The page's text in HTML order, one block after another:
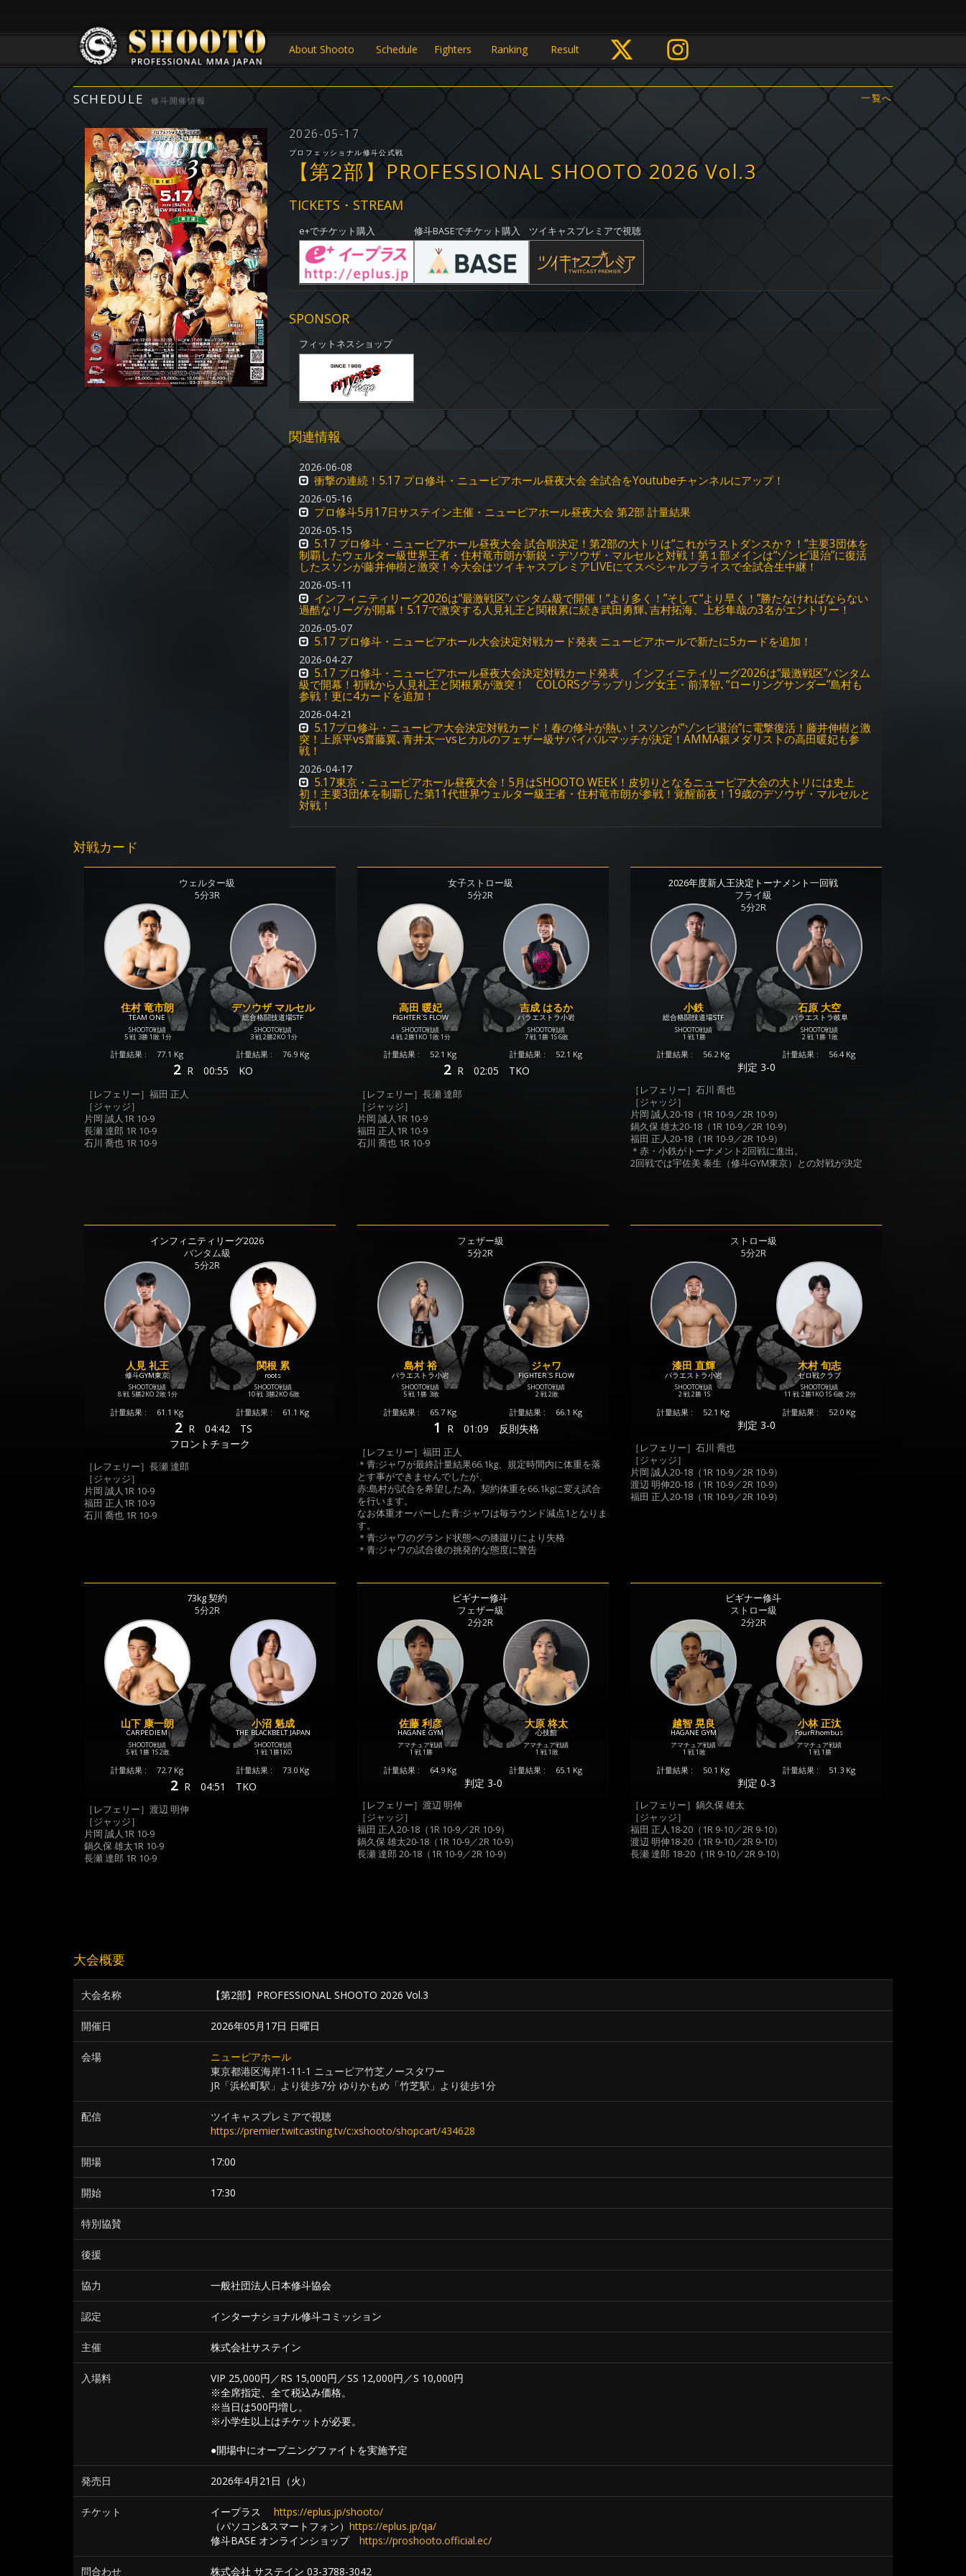
About Shooto Schedule Fighters Ranking Result
SCHEDULE 修斗開催情報 一覧へ
2026-05-17
プロフェッショナル修斗公式戦
【第2部】PROFESSIONAL SHOOTO 2026 Vol.3
TICKETS・STREAM
e+でチケット購入 修斗BASEでチケット購入 ツイキャスプレミアで視聴
SPONSOR
フィットネスショップ
関連情報
2026-06-08
衝撃の連続！5.17 プロ修斗・ニューピアホール昼夜大会 全試合をYoutubeチャンネルにアップ！
2026-05-16
プロ修斗5月17日サステイン主催・ニューピアホール昼夜大会 第2部 計量結果
2026-05-15
5.17 プロ修斗・ニューピアホール昼夜大会 試合順決定！第2部の大トリは“これがラストダンスか？！”主要3団体を
制覇したウェルター級世界王者・住村竜市朗が新鋭・デソウザ・マルセルと対戦！第１部メインは“ゾンビ退治”に復活
したスソンが藤井伸樹と激突！今大会はツイキャスプレミアLIVEにてスペシャルプライスで全試合生中継！
2026-05-11
インフィニティリーグ2026は“最激戦区”バンタム級で開催！“より多く！”そして“より早く！”勝たなければならない
過酷なリーグが開幕！5.17で激突する人見礼王と関根累に続き武田勇輝､吉村拓海、上杉隼哉の3名がエントリー！
2026-05-07
5.17 プロ修斗・ニューピアホール大会決定対戦カード発表 ニューピアホールで新たに5カードを追加！
2026-04-27
5.17 プロ修斗・ニューピアホール昼夜大会決定対戦カード発表 インフィニティリーグ2026は“最激戦区”バンタム
級で開幕！初戦から人見礼王と関根累が激突！ COLORSグラップリング女王・前澤智､“ローリングサンダー”島村も
参戦！更に4カードを追加！
2026-04-21
5.17プロ修斗・ニューピア大会決定対戦カード！春の修斗が熱い！スソンが“ゾンビ退治”に電撃復活！藤井伸樹と激
突！上原平vs齋藤翼､青井太一vsヒカルのフェザー級サバイバルマッチが決定！AMMA銀メダリストの高田暖妃も参
戦！
2026-04-17
5.17東京・ニューピアホール昼夜大会！5月はSHOOTO WEEK！皮切りとなるニューピア大会の大トリには史上
初！主要3団体を制覇した第11代世界ウェルター級王者・住村竜市朗が参戦！覚醒前夜！19歳のデソウザ・マルセルと
対戦！
対戦カード
ウェルター級
5分3R
住村 竜市朗
TEAM ONE
SHOOTO戦績
5 戦 3勝 1敗 1分
計量結果 : 77.1 Kg
デソウザ マルセル
総合格闘技道場STF
SHOOTO戦績
3 戦 2勝2KO 1分
計量結果 : 76.9 Kg
2 R 00:55 KO
［レフェリー］福田 正人
［ジャッジ］
片岡 誠人1R 10-9
長瀬 達郎 1R 10-9
石川 喬也 1R 10-9
女子ストロー級
5分2R
高田 暖妃
FIGHTER`S FLOW
SHOOTO戦績
4 戦 2勝1KO 1敗 1分
計量結果 : 52.1 Kg
吉成 はるか
パラエストラ小岩
SHOOTO戦績
7 戦 1勝 1S 6敗
計量結果 : 52.1 Kg
2 R 02:05 TKO
［レフェリー］長瀬 達郎
［ジャッジ］
片岡 誠人1R 10-9
福田 正人1R 10-9
石川 喬也 1R 10-9
2026年度新人王決定トーナメント一回戦
フライ級
5分2R
小鉄
総合格闘技道場STF
SHOOTO戦績
1 戦 1勝
計量結果 : 56.2 Kg
石原 大空
パラエストラ岐阜
SHOOTO戦績
2 戦 1勝 1敗
計量結果 : 56.4 Kg
判定 3-0
［レフェリー］石川 喬也
［ジャッジ］
片岡 誠人20-18（1R 10-9／2R 10-9）
鍋久保 雄太20-18（1R 10-9／2R 10-9）
福田 正人20-18（1R 10-9／2R 10-9）
＊赤・小鉄がトーナメント2回戦に進出。
2回戦では宇佐美 泰生（修斗GYM東京）との対戦が決定
インフィニティリーグ2026
バンタム級
5分2R
人見 礼王
修斗GYM東京
SHOOTO戦績
8 戦 5勝2KO 2敗 1分
計量結果 : 61.1 Kg
関根 累
roots
SHOOTO戦績
10 戦 3勝2KO 6敗
計量結果 : 61.1 Kg
2 R 04:42
TS
フロントチョーク
［レフェリー］長瀬 達郎
［ジャッジ］
片岡 誠人1R 10-9
福田 正人1R 10-9
石川 喬也 1R 10-9
フェザー級
5分2R
島村 裕
パラエストラ小岩
SHOOTO戦績
5 戦 1勝 3敗
計量結果 : 65.7 Kg
ジャワ
FIGHTER`S FLOW
SHOOTO戦績
2 戦 2敗
計量結果 : 66.1 Kg
1 R 01:09 反則失格
［レフェリー］福田 正人
＊青:ジャワが最終計量結果66.1kg、規定時間内に体重を落
とす事ができませんでしたが、
赤:島村が試合を希望した為、契約体重を66.1kgに変え試合
を行います。
なお体重オーバーした青:ジャワは毎ラウンド減点1となりま
す。
＊青:ジャワのグランド状態への膝蹴りにより失格
＊青:ジャワの試合後の挑発的な態度に警告
ストロー級
5分2R
漆田 直輝
パラエストラ小岩
SHOOTO戦績
2 戦 2勝 1S
計量結果 : 52.1 Kg
木村 旬志
ゼロ戦クラブ
SHOOTO戦績
11 戦 2勝1KO 1S 6敗 2分
計量結果 : 52.0 Kg
判定 3-0
［レフェリー］石川 喬也
［ジャッジ］
片岡 誠人20-18（1R 10-9／2R 10-9）
渡辺 明伸20-18（1R 10-9／2R 10-9）
福田 正人20-18（1R 10-9／2R 10-9）
73kg 契約
5分2R
山下 康一朗
CARPEDIEM
SHOOTO戦績
5 戦 1勝 1S 2敗
計量結果 : 72.7 Kg
小沼 魁成
THE BLACKBELT JAPAN
SHOOTO戦績
1 戦 1勝1KO
計量結果 : 73.0 Kg
2 R 04:51 TKO
［レフェリー］渡辺 明伸
［ジャッジ］
片岡 誠人1R 10-9
鍋久保 雄太1R 10-9
長瀬 達郎 1R 10-9
ビギナー修斗
フェザー級
2分2R
佐藤 利彦
HAGANE GYM
アマチュア戦績
1 戦 1勝
計量結果 : 64.9 Kg
大原 柊太
心技館
アマチュア戦績
1 戦 1敗
計量結果 : 65.1 Kg
判定 3-0
［レフェリー］渡辺 明伸
［ジャッジ］
福田 正人20-18（1R 10-9／2R 10-9）
鍋久保 雄太20-18（1R 10-9／2R 10-9）
長瀬 達郎 20-18（1R 10-9／2R 10-9）
ビギナー修斗
ストロー級
2分2R
越智 晃良
HAGANE GYM
アマチュア戦績
1 戦 1敗
計量結果 : 50.1 Kg
小林 正汰
FourRhombus
アマチュア戦績
1 戦 1勝
計量結果 : 51.3 Kg
判定 0-3
［レフェリー］鍋久保 雄太
［ジャッジ］
福田 正人18-20（1R 9-10／2R 9-10）
渡辺 明伸18-20（1R 9-10／2R 9-10）
長瀬 達郎 18-20（1R 9-10／2R 9-10）
大会概要
大会名称 【第2部】PROFESSIONAL SHOOTO 2026 Vol.3
開催日 2026年05月17日 日曜日
会場
ニューピアホール
東京都港区海岸1-11-1 ニューピア竹芝ノースタワー
JR「浜松町駅」より徒歩7分 ゆりかもめ「竹芝駅」より徒歩1分
配信
ツイキャスプレミアで視聴
https://premier.twitcasting.tv/c:xshooto/shopcart/434628
開場 17:00
開始 17:30
特別協賛
後援
協力 一般社団法人日本修斗協会
認定 インターナショナル修斗コミッション
主催 株式会社サステイン
入場料
VIP 25,000円／RS 15,000円／SS 12,000円／S 10,000円
※全席指定、全て税込み価格。
※当日は500円増し。
※小学生以上はチケットが必要。
●開場中にオープニングファイトを実施予定
発売日 2026年4月21日（火）
チケット イープラスhttps://eplus.jp/shooto/
（パソコン&スマートフォン）https://eplus.jp/qa/
修斗BASE オンラインショップhttps://proshooto.official.ec/
問合わせ 株式会社 サステイン 03-3788-3042